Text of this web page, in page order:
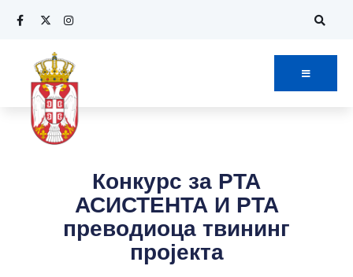
Конкурс за РТА
АСИСТЕНТА И РТА
преводиоца твининг
пројекта